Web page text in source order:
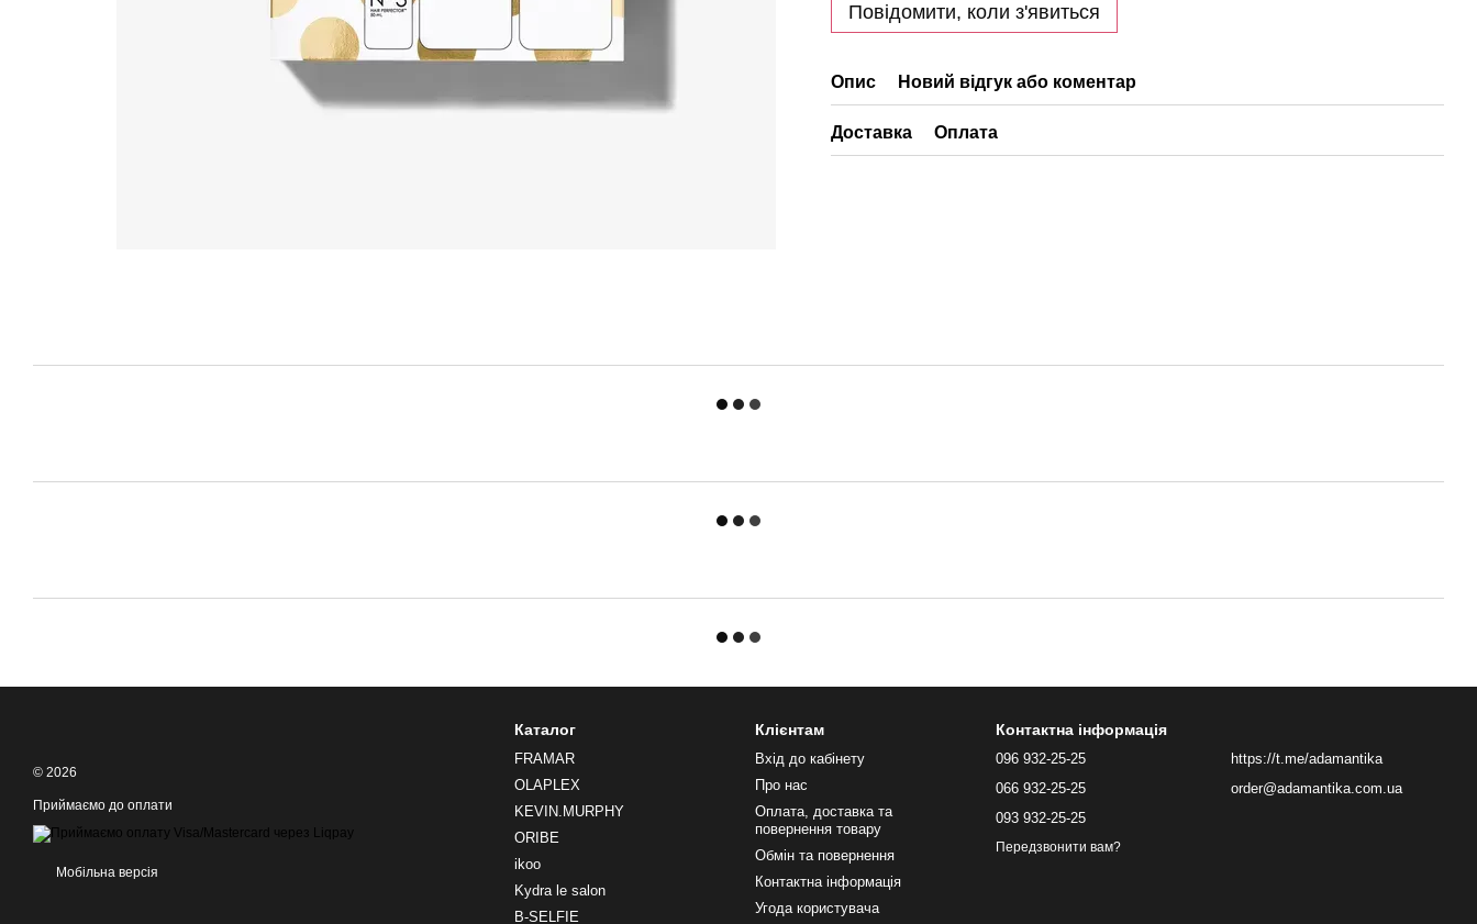
Повідомити, коли з'явиться
Опис Новий відгук або коментар
Доставка Оплата
© 2026
Приймаємо до оплати
Мобільна версія
Каталог
FRAMAR
OLAPLEX
KEVIN.MURPHY
ORIBE
ikoo
Kydra le salon
B-SELFIE
Клієнтам
Вхід до кабінету
Про нас
Оплата, доставка та
повернення товару
Обмін та повернення
Контактна інформація
Угода користувача
Контактна інформація
096 932-25-25
066 932-25-25
093 932-25-25
Передзвонити вам?
https://t.me/adamantika
order@adamantika.com.ua